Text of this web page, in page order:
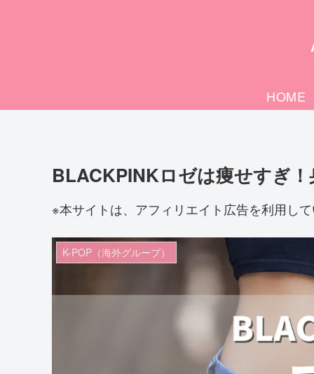
HOME
BLACKPINKロゼは痩せすぎ
※本サイトは、アフィリエイト広告を利用し
K-POP（海外グループ）